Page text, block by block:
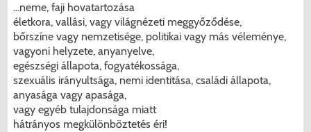
...neme, faji hovatartozása
életkora, vallási, vagy világnézeti meggyőződése,
bőrszíne vagy nemzetisége, politikai vagy más véleménye,
vagyoni helyzete, anyanyelve,
egészségi állapota, fogyatékossága,
szexuális irányultsága, nemi identitása, családi állapota,
anyasága vagy apasága,
vagy egyéb tulajdonsága miatt
hátrányos megkülönböztetés éri!